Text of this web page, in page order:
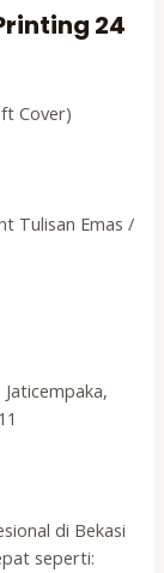
24
Cover)
Tulisan Emas /
Jaticempaka,
di Bekasi
seperti: